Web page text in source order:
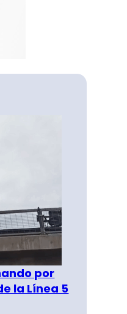
por
la Línea 5